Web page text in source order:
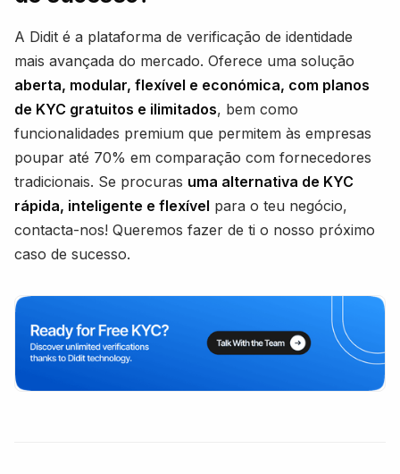
A Didit é a plataforma de verificação de identidade
mais avançada do mercado. Oferece uma solução
aberta, modular, flexível e económica, com planos
de KYC gratuitos e ilimitados, bem como
funcionalidades premium que permitem às empresas
poupar até 70% em comparação com fornecedores
tradicionais. Se procuras uma alternativa de KYC
rápida, inteligente e flexível para o teu negócio,
contacta-nos! Queremos fazer de ti o nosso próximo
caso de sucesso.